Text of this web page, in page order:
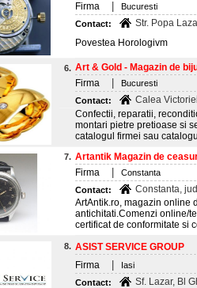
Firma
Bucuresti
Contact:
Str. Popa
Povestea Horologivm
6. Art & Gold - Magazin de
Firma
Bucuresti
Contact:
Calea
Confectii, reparatii,
montari pietre pretioase si
catalogul firmei sau
7. Artantik Magazin de
Firma
Constanta
Contact:
Constanta,
ArtAntik.ro, magazin online
antichitati.Comenzi online/
certificat de conformitate si
8. ASIST SERVICE GROUP
Firma
Iasi
Contact:
Sf. Lazar, Bl